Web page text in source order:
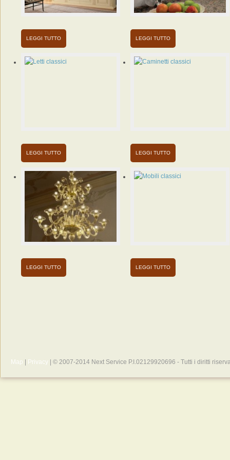
degli
LEGGI TUTTO LEGGI TUTTO
Letti
classici
LEGGI TUTTO LEGGI TUTTO
Lampadari
LEGGI TUTTO LEGGI TUTTO
Map Privacy | © 2007-2014 Next Service P.I.02129920696 - Tutti i diritti